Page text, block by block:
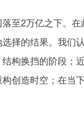
至2万亿之下。
择的结果。我们
构换挡的阶段
创造时空；在当